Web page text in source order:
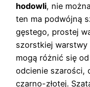
hodowli, nie
ten ma podwójną
gęstego, prostej
szorstkiej
mogą różnić się
odcienie szarości,
czarno-złotej.